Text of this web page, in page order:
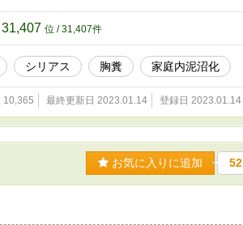
31,407 位 / 31,407件
シリアス 胸糞 家庭内泥沼化
10,365 最終更新日 2023.01.14 登録日 2023.01.14
お気に入りに追加 52